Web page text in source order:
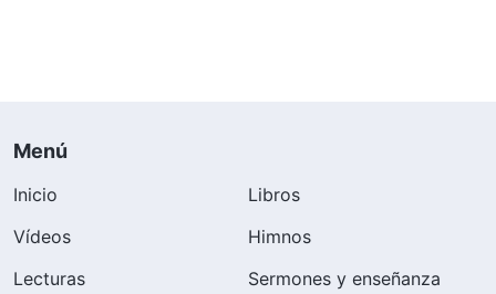
Menú
Inicio
Libros
Vídeos
Himnos
Lecturas
Sermones y enseñanza